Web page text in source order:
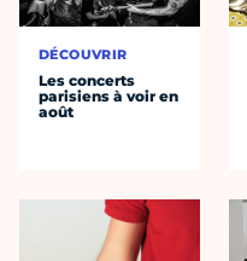
DÉCOUVRIR
Les concerts
parisiens à voir en
août